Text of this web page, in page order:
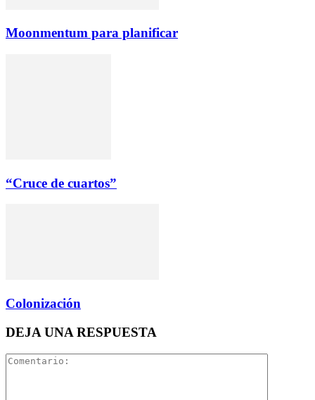
Moonmentum para planificar
“Cruce de cuartos”
Colonización
DEJA UNA RESPUESTA